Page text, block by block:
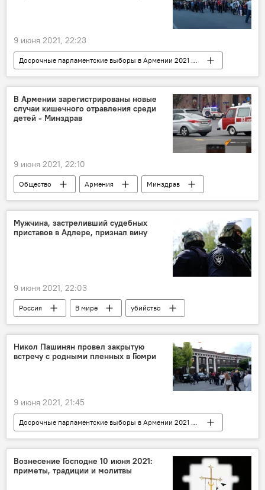
9 июня 2021, 22:23
Досрочные парламентские выборы в Армении 2021 - вся актуальная информация
Общество
Армения
Гюмри
сторонники
Новости Армения
В Армении зарегистрированы новые
случаи кишечного отравления среди
детей - Минздрав
9 июня 2021, 22:10
Общество Армения
Минздрав
отравление
Мужчина, застреливший судебных
приставов в Адлере, признал вину
9 июня 2021, 22:03
Россия В мире убийство
Никол Пашинян провел закрытую
встречу с родными пленных в Гюмри
9 июня 2021, 21:45
Досрочные парламентские выборы в Армении 2021 - вся актуальная информация
Политика
Армения
Пашинян Никол
военнопленные
родные
Гюмри Новости Армения
Вознесение Господне 10 июня 2021:
приметы, традиции и молитвы